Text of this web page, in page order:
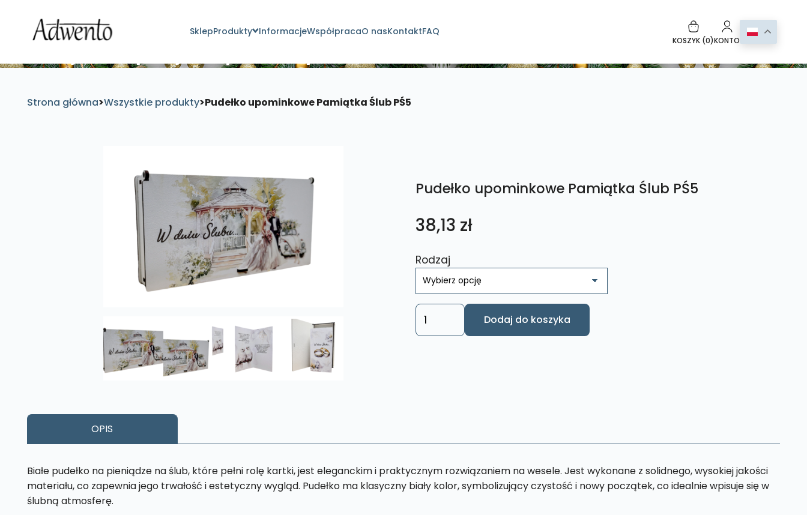
SklepProdukty InformacjeWspółpracaO nasKontaktFAQ
KOSZYK (0)KONTO
Strona główna>Wszystkie produkty>Pudełko upominkowe Pamiątka Ślub PŚ5
Pudełko upominkowe Pamiątka Ślub PŚ5
38,13 zł
Rodzaj
ilość
Pudełko
Dodaj do koszyka
OPIS
Białe pudełko na pieniądze na ślub, które pełni rolę kartki, jest eleganckim i praktycznym rozwiązaniem na wesele. Jest wykonane z solidnego, wysokiej jakości
materiału, co zapewnia jego trwałość i estetyczny wygląd. Pudełko ma klasyczny biały kolor, symbolizujący czystość i nowy początek, co idealnie wpisuje się w
ślubną atmosferę.